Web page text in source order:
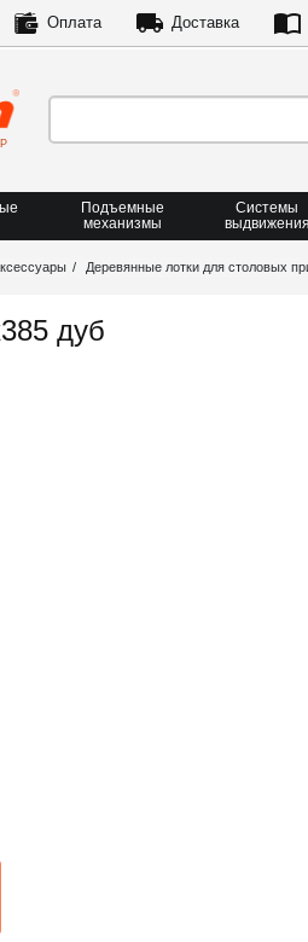
Оплата Доставка
Подъемные
механизмы
Системы
выдвижения
Деревянные лотки для столовых
дуб